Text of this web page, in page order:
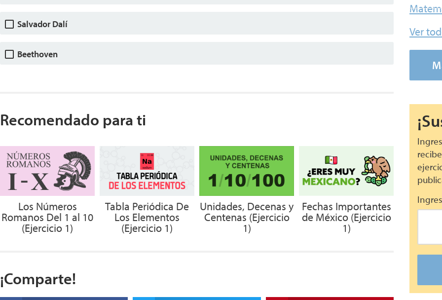
Salvador Dalí
Beethoven
Recomendado para ti
Los Números
Romanos Del 1 al 10
(Ejercicio 1)
Tabla Periódica De
Los Elementos
(Ejercicio 1)
Unidades, Decenas y
Centenas (Ejercicio
1)
Fechas Importantes
de México (Ejercicio
1)
¡Comparte!
Ver